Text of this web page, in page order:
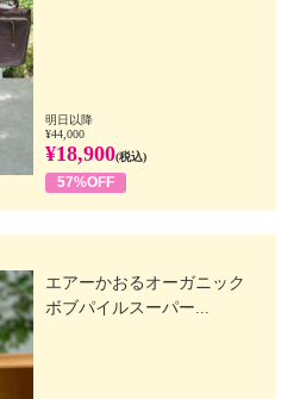
明日以降
¥44,000
¥18,900(税込)
57%OFF
エアーかおるオーガニック
ボブパイルスーパー...